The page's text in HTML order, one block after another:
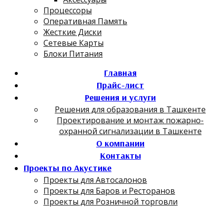
Процессоры
Оперативная Память
Жесткие Диски
Сетевые Карты
Блоки Питания
Главная
Прайс-лист
Решения и услуги
Решения для образования в Ташкенте
Проектирование и монтаж пожарно-
охранной сигнализации в Ташкенте
О компании
Контакты
Проекты по Акустике
Проекты для Автосалонов
Проекты для Баров и Ресторанов
Проекты для Розничной торговли